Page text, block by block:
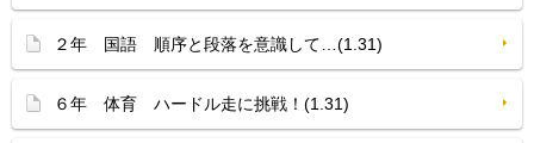
２年 国語 順序と段落を意識して…(1.31)
６年 体育 ハードル走に挑戦！(1.31)